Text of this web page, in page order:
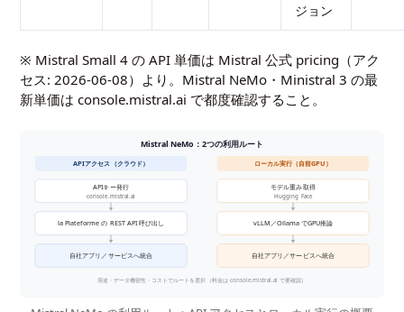
ジョン
※ Mistral Small 4 の API 単価は Mistral 公式 pricing（アク
セス: 2026-06-08）より。Mistral NeMo・Ministral 3 の最
新単価はconsole.mistral.ai で都度確認すること。
Mistral NeMo：2つの利用ルート
APIアクセス（クラウド）
APIキー発行
console.mistral.ai
la Plateforme の REST API 呼び出し
自社アプリ／サービスへ統合
ローカル実行（自前GPU）
モデル重み取得
Hugging Face
vLLM／Ollama でGPU推論
自社アプリ／サービスへ統合
用途・データ機密性・コストでルートを選択（料金は console.mistral.ai で要確認）